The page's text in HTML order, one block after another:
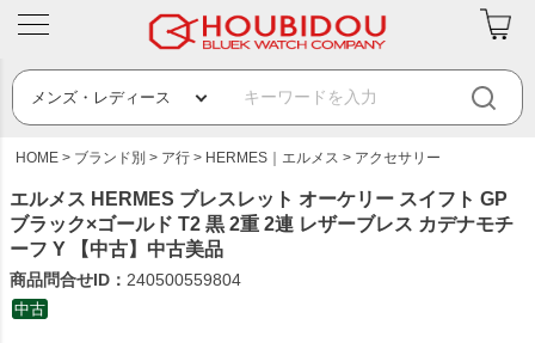
HOME ブランド別 ア行 HERMES｜エルメス アクセサリー
エルメス HERMES ブレスレット オーケリー スイフト GP
ブラック×ゴールド T2 黒 2重 2連 レザーブレス カデナモチ
ーフ Y 【中古】中古美品
商品問合せID： 240500559804
中古